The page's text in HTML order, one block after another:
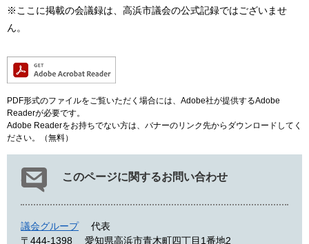
※ここに掲載の会議録は、高浜市議会の公式記録ではございませ
ん。
PDF形式のファイルをご覧いただく場合には、Adobe社が提供するAdobe
Readerが必要です。
Adobe Readerをお持ちでない方は、バナーのリンク先からダウンロードしてく
ださい。（無料）
このページに関するお問い合わせ
議会グループ
代表
〒444-1398
愛知県高浜市青木町四丁目1番地2